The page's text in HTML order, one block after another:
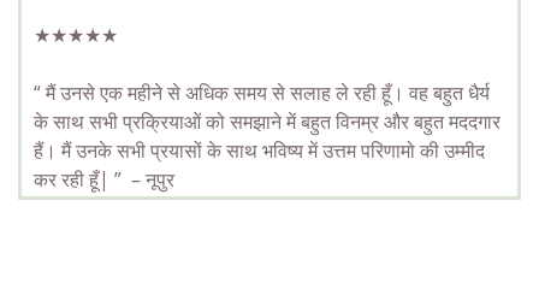
★★★★★
“ मैं उनसे एक महीने से अधिक समय से सलाह ले रही हूँ। वह बहुत धैर्य
के साथ सभी प्रक्रियाओं को समझाने में बहुत विनम्र और बहुत मददगार
हैं। मैं उनके सभी प्रयासों के साथ भविष्य में उत्तम परिणामो की उम्मीद
कर रही हूँ| ” – नूपुर